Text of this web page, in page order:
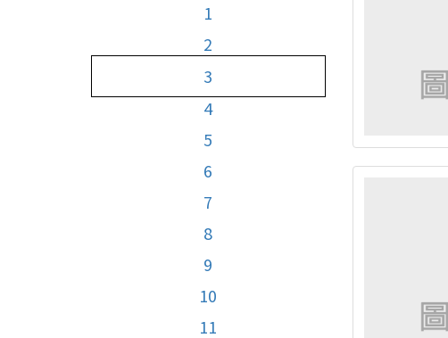
1
2
3
4
5
6
7
8
9
10
11